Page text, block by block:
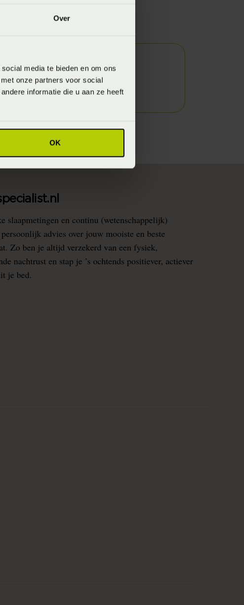
Over
media te bieden en om ons
onze partners voor social
informatie die u aan ze heeft
OK
slaapmetingen en continu (wetenschappelijk)
advies over jouw mooiste en beste
Zo ben je altijd verzekerd van een fysiek,
nachtrust en stap je ’s ochtends positiever, actiever
je bed.